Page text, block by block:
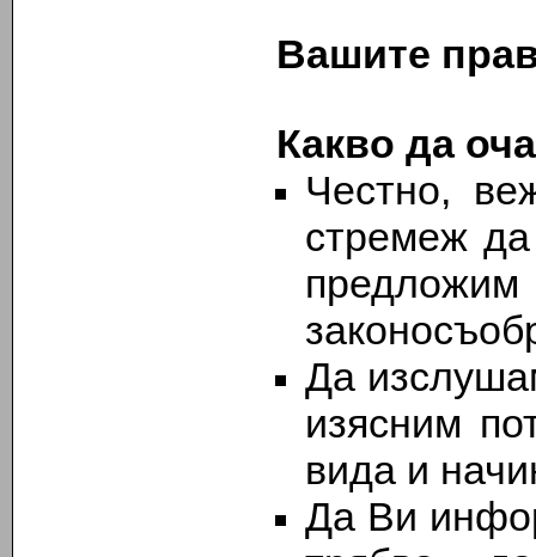
Вашите
Какво да
Честно,
стремеж
Да
изясним
вида и
Да Ви